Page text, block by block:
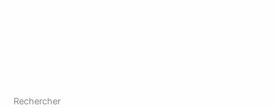
Rechercher